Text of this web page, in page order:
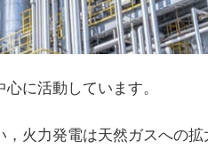
に活動しています。
火力発電は天然ガスへの